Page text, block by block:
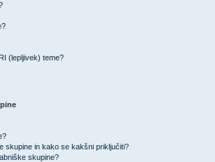
(lepljivek) teme?
skupine in kako se kakšni priključiti?
skupine?